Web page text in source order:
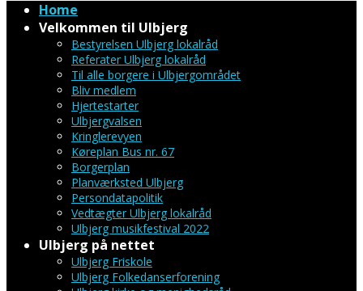
Home
Velkommen til Ulbjerg
Bestyrelsen Ulbjerg lokalråd
Referater Ulbjerg lokalråd
Til alle borgere i Ulbjergområdet
Bliv medlem
Hjertestarter
Ulbjergvalsen
Kringlerevyen
Køreplan Bus nr. 67
Borgerplan
Planværksted Ulbjerg
Persondatapolitik
Vedtægter Ulbjerg lokalråd
Ulbjerg musikfestival 2022
Ulbjerg på nettet
Ulbjerg Friskole
Ulbjerg Folkedanserforening